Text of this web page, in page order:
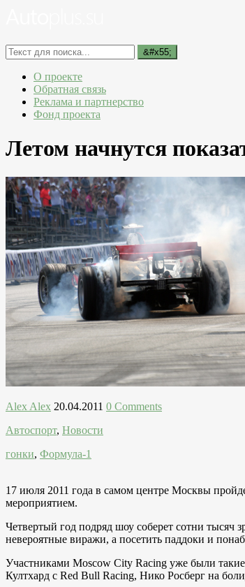
О проекте
Обратная связь
Реклама и партнерство
Фонд проекта
Летом начнутся
Alex Alex 20.04.2011 0 Comments
Автоспорт, Новости
гонки, Формула-1
17 июля 2011 года в самом центре Москвы
мероприятием.
Четвертый год подряд шоу соберет сотни тысяч
невероятные виражи, а посетить паддоки и
Участниками Moscow City Racing уже были
Култхард c Red Bull Racing, Нико Росберг на